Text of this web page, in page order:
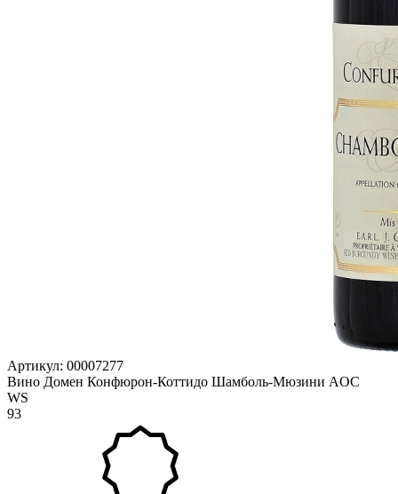
Артикул: 00007277
Вино Домен Конфюрон-Коттидо Шамболь-Мюзини AOC
WS
93